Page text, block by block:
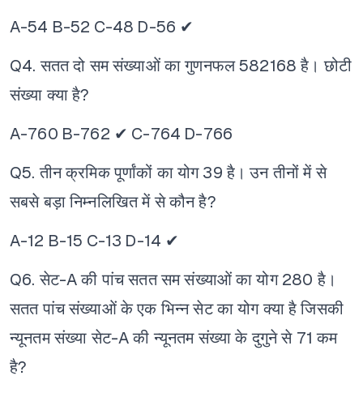
A-54 B-52 C-48 D-56 ✔
Q4. सतत दो सम संख्याओं का गुणनफल 582168 है। छोटी
संख्या क्या है?
A-760 B-762 ✔ C-764 D-766
Q5. तीन क्रमिक पूर्णांकों का योग 39 है। उन तीनों में से
सबसे बड़ा निम्नलिखित में से कौन है?
A-12 B-15 C-13 D-14 ✔
Q6. सेट-A की पांच सतत सम संख्याओं का योग 280 है।
सतत पांच संख्याओं के एक भिन्न सेट का योग क्या है जिसकी
न्यूनतम संख्या सेट-A की न्यूनतम संख्या के दुगुने से 71 कम
है?